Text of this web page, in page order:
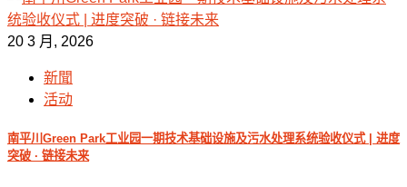
20 3 月, 2026
新聞
活动
南平川Green Park工业园一期技术基础设施及污水处理系统验收仪式 | 进度
突破 · 链接未来